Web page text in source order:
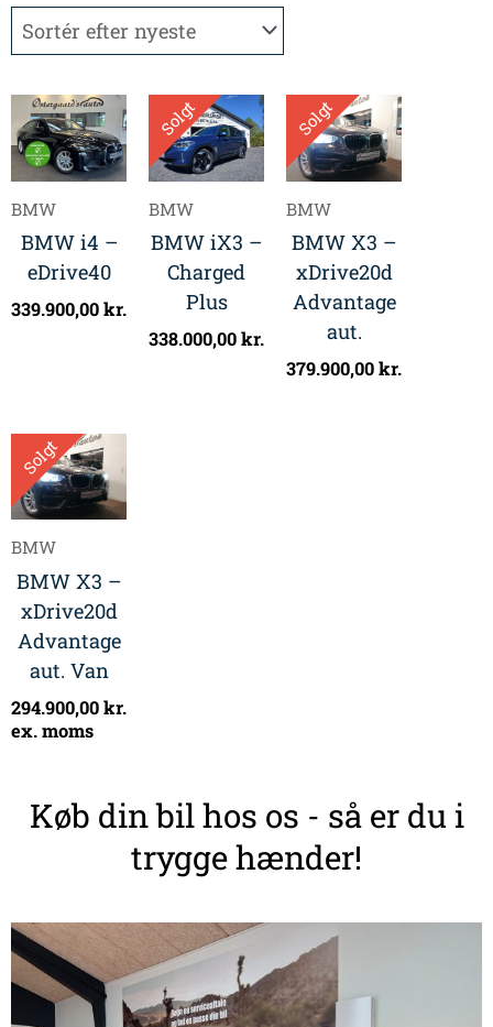
BMW
BMW i4 –
eDrive40
339.900,00kr.
Solgt
BMW
BMW iX3 –
Charged
Plus
338.000,00kr.
Solgt
BMW
BMW X3 –
xDrive20d
Advantage
aut.
379.900,00kr.
Solgt
BMW
BMW X3 –
xDrive20d
Advantage
aut. Van
294.900,00kr.
ex. moms
Køb din bil hos os - så er du i
trygge hænder!